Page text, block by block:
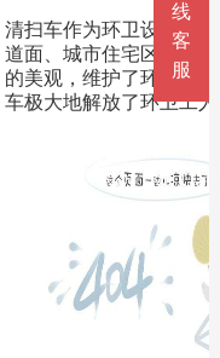
清扫车作为环卫设备之
道面、城市住宅区、公
的美观，维护了环境的
车极大地解放了环卫工
线
客
服